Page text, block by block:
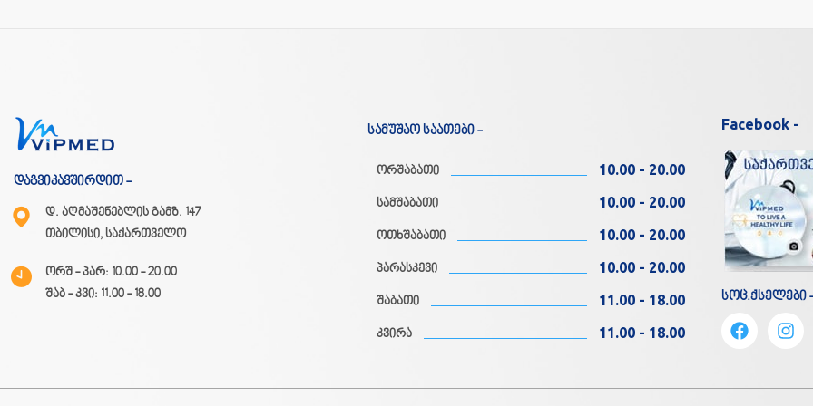
დაგვიკავშირდით -
დ. აღმაშენებლის გამზ. 147
თბილისი, საქართველო
ორშ - პარ: 10.00 - 20.00
შაბ - კვი: 11.00 - 18.00
სამუშაო საათები -
ორშაბათი 10.00 - 20.00
სამშაბათი 10.00 - 20.00
ოთხშაბათი 10.00 - 20.00
პარასკევი 10.00 - 20.00
შაბათი 11.00 - 18.00
კვირა 11.00 - 18.00
Facebook -
სოც.ქსელები -